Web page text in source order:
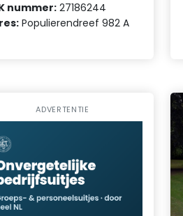
nummer: 27186244
Populierendreef 982 A
ADVERTENTIE